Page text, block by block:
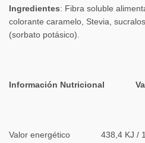
Ingredientes: Fibra soluble
colorante caramelo, Stevia,
(sorbato potásico).
Información Nutricional
Valor energético 438,4 KJ /